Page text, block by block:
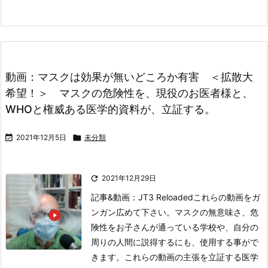
動画：マスクは効果が無いどころか有害 ＜拡散大
希望！＞ マスクの危険性を、現役のお医者様と、
WHOと権威ある医学的資料が、立証する。
 2021年12月5日  未分類
 2021年12月29日
記事&動画：JT3 Reloadedこれらの動画をガ
ンガン広めて下さい。マスクの無意味さ、危
険性をお子さんが通っている学校や、自分の
周りの人間に説得するにも、使用する事がで
きます。これらの動画の主張を立証する医学